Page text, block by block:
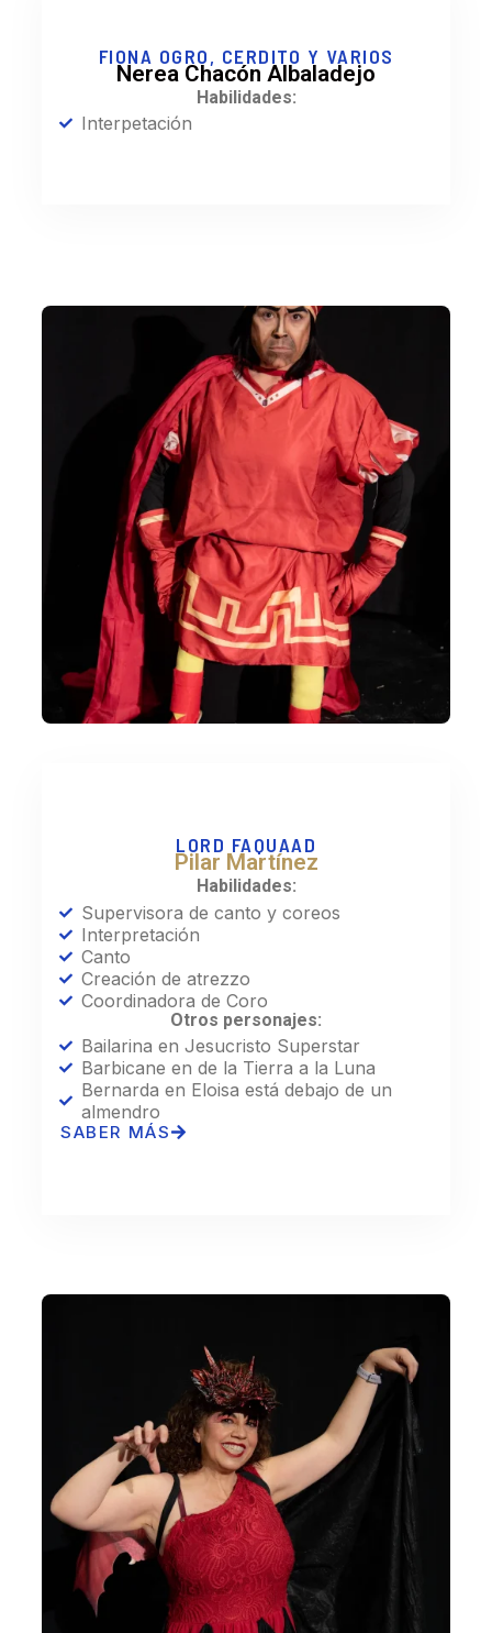
FIONA OGRO, CERDITO Y VARIOS
Nerea Chacón Albaladejo
Habilidades:
Interpetación
LORD FAQUAAD
Pilar Martínez
Habilidades:
Supervisora de canto y coreos
Interpretación
Canto
Creación de atrezzo
Coordinadora de Coro
Otros personajes:
Bailarina en Jesucristo Superstar
Barbicane en de la Tierra a la Luna
Bernarda en Eloisa está debajo de un
almendro
SABER MÁS